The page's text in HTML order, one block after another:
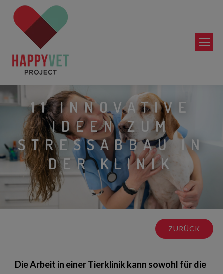
11 INNOVATIVE
IDEEN ZUM
STRESSABBAU IN
DER KLINIK
ZURÜCK
Die Arbeit in einer Tierklinik kann sowohl für die